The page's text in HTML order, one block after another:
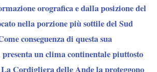
orografica e dalla posizione del
nella porzione più sottile del Sud
conseguenza di questa sua
un clima continentale piuttosto